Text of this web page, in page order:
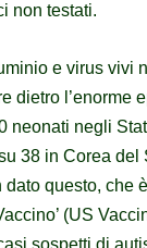
non testati.
e virus vivi
dietro l’enorme
neonati negli
38 in Corea del
dato questo, che
(US